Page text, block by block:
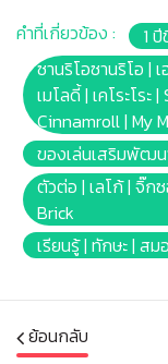
หมายเหตุ:
สินค้าอาจมีการเ
แพ็คเกจโดยร้านฯ
ของผลิตภัณฑ์ที่แส
การตั้งค่าการแส
คำเตือน/ข้อห้าม:
ห้ามแยกชิ้นส่วนอ
งานในการดูแลขอ
คำที่เกี่ยวข้อง : 1
ซานริโอซานริโอ |
เมโลดี้ | เคโระโร
Cinnamroll | My
ของเล่นเสริมพัฒ
ตัวต่อ | เลโก้ | จิ๊ก
Brick
เรียนรู้ | ทักษะ | สม
ย้อนกลับ